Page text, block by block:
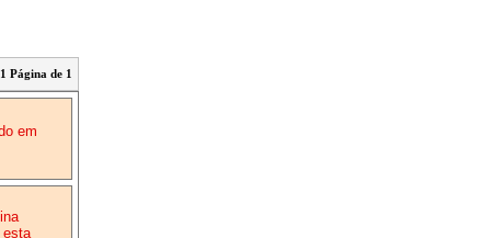
1 Página de 1
em
esta